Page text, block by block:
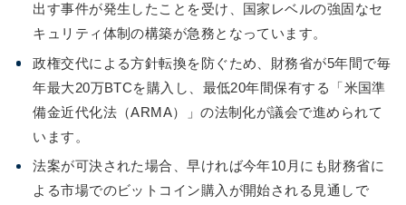
出す事件が発生したことを受け、国家レベルの強固なセ
キュリティ体制の構築が急務となっています。
政権交代による方針転換を防ぐため、財務省が5年間で毎
年最大20万BTCを購入し、最低20年間保有する「米国準
備金近代化法（ARMA）」の法制化が議会で進められて
います。
法案が可決された場合、早ければ今年10月にも財務省に
よる市場でのビットコイン購入が開始される見通しで